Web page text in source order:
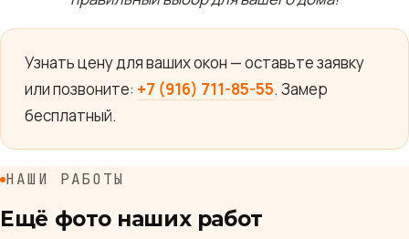
Узнать цену для ваших окон — оставьте заявку
или позвоните: +7 (916) 711-85-55. Замер
бесплатный.
НАШИ РАБОТЫ
Ещё фото наших работ